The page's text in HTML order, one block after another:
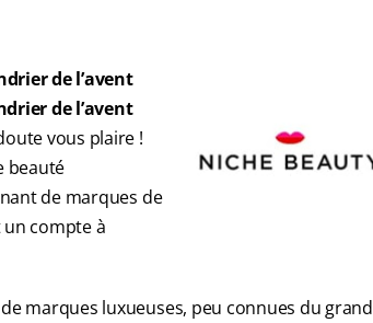
de l’avent
de l’avent
vous plaire !
beauté
de marques de
compte à
marques luxueuses, peu connues du grand